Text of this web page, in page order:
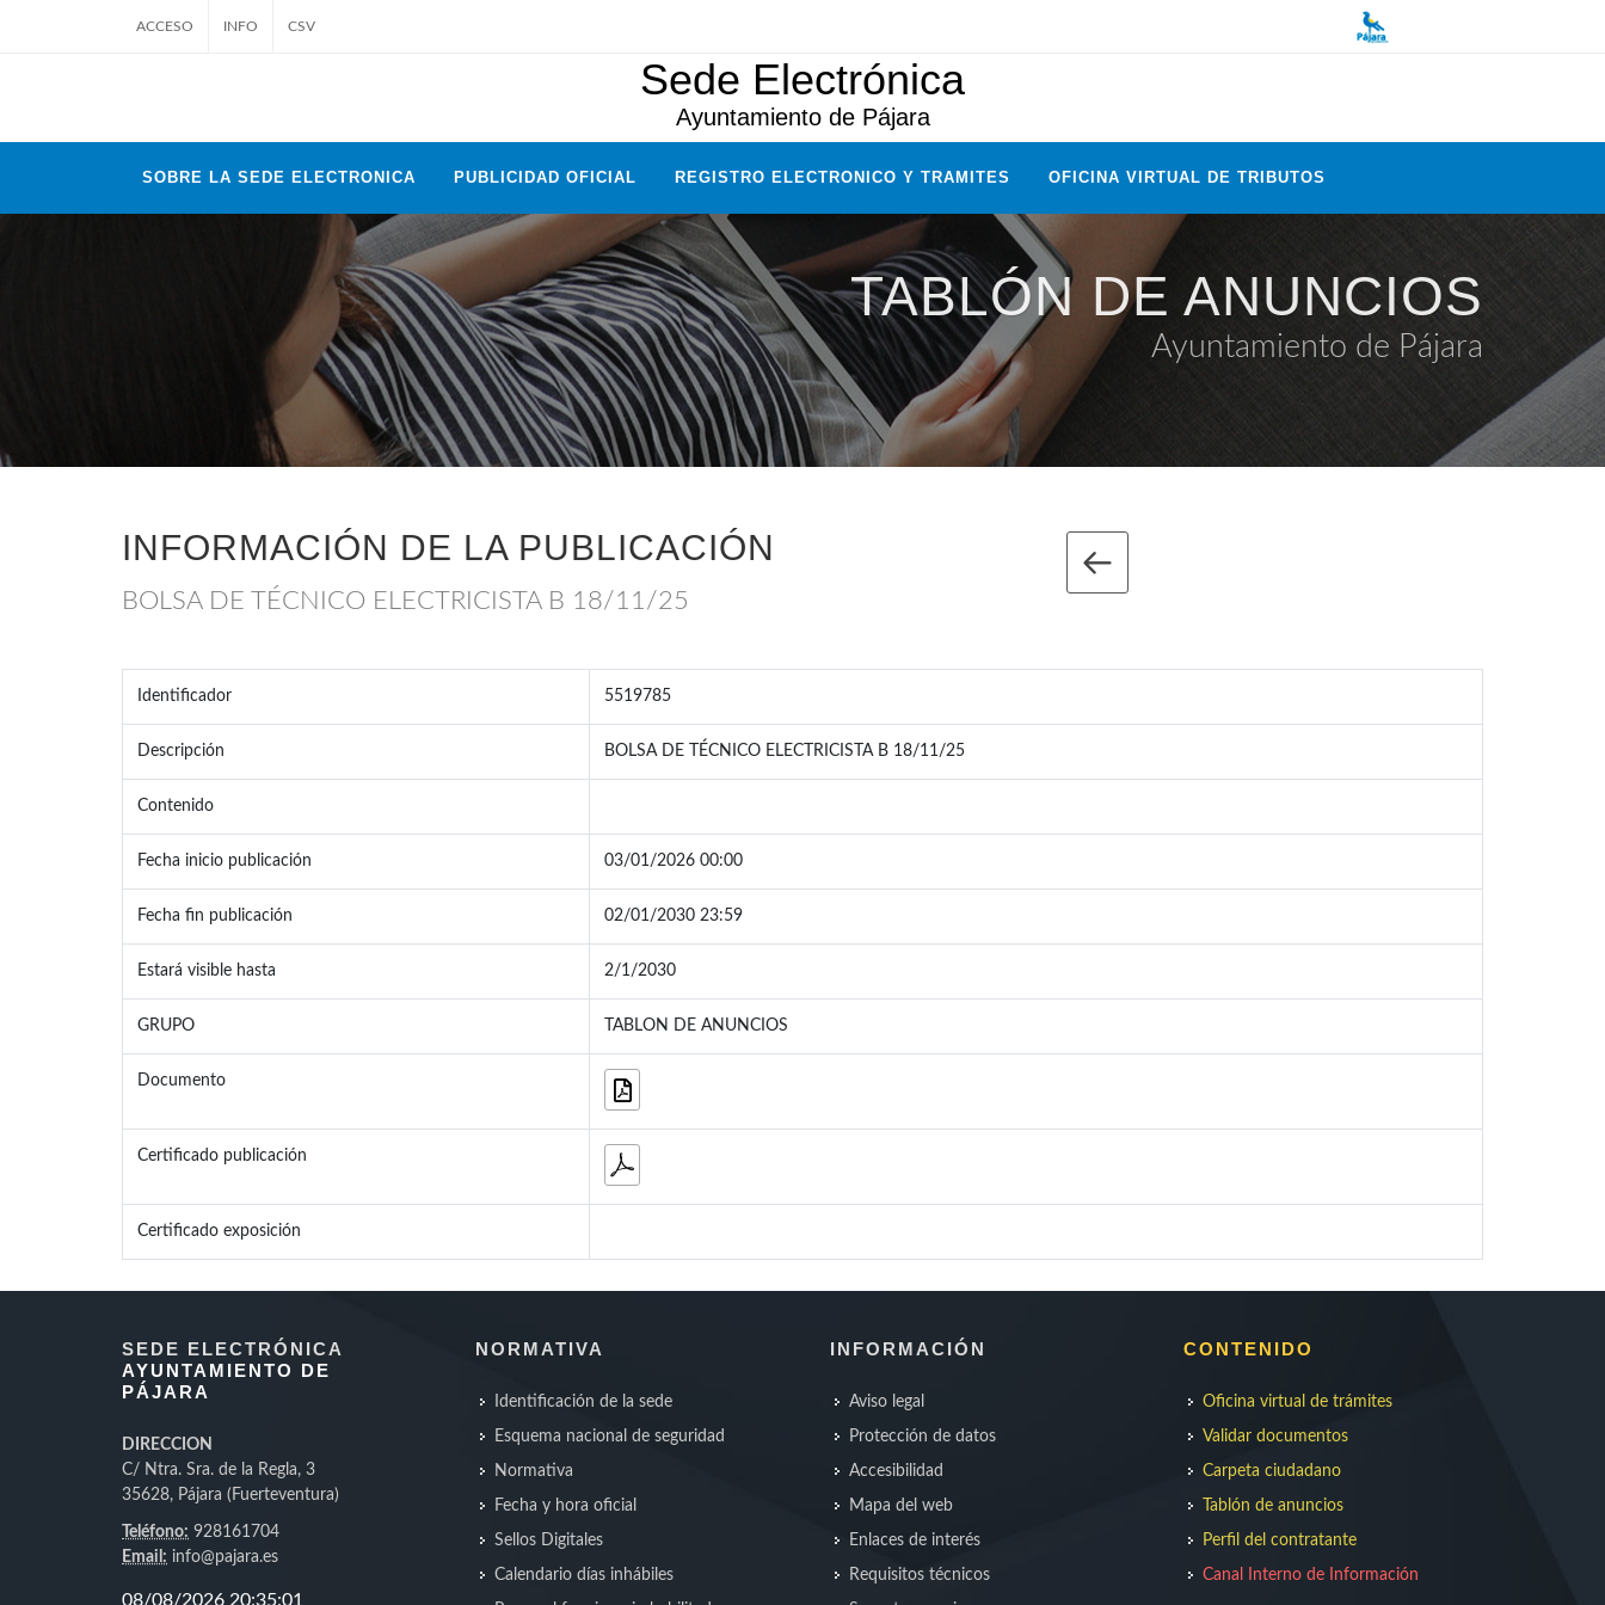
ACCESO INFO CSV
Sede Electrónica
Ayuntamiento de Pájara
SOBRE LA SEDE ELECTRONICA PUBLICIDAD OFICIAL REGISTRO ELECTRONICO Y TRAMITES OFICINA VIRTUAL DE TRIBUTOS
TABLÓN DE ANUNCIOS
Ayuntamiento de Pájara
INFORMACIÓN DE LA PUBLICACIÓN
BOLSA DE TÉCNICO ELECTRICISTA B 18/11/25
Identificador 5519785
Descripción BOLSA DE TÉCNICO ELECTRICISTA B 18/11/25
Contenido
Fecha inicio publicación 03/01/2026 00:00
Fecha fin publicación 02/01/2030 23:59
Estará visible hasta 2/1/2030
GRUPO TABLON DE ANUNCIOS
Documento
Certificado publicación
Certificado exposición
SEDE ELECTRÓNICA
AYUNTAMIENTO DE
PÁJARA
DIRECCION
C/ Ntra. Sra. de la Regla, 3
35628, Pájara (Fuerteventura)
Teléfono: 928161704
Email: info@pajara.es
NORMATIVA
Identificación de la sede
Esquema nacional de seguridad
Normativa
Fecha y hora oficial
Sellos Digitales
Calendario días inhábiles
INFORMACIÓN
Aviso legal
Protección de datos
Accesibilidad
Mapa del web
Enlaces de interés
Requisitos técnicos
CONTENIDO
Oficina virtual de trámites
Validar documentos
Carpeta ciudadano
Tablón de anuncios
Perfil del contratante
Canal Interno de Información